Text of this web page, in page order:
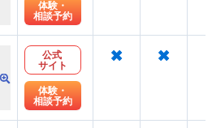
体験・
相談予約
公式
サイト
体験・
相談予約
× ×